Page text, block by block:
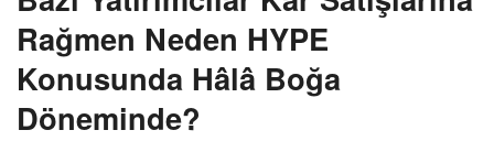
Rağmen Neden HYPE
Konusunda Hâlâ Boğa
Döneminde?